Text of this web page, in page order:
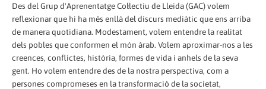
Des del Grup d'Aprenentatge Col·lectiu de Lleida (GAC) volem
reflexionar que hi ha més enllà del discurs mediàtic que ens arriba
de manera quotidiana. Modestament, volem entendre la realitat
dels pobles que conformen el món àrab. Volem aproximar-nos a les
creences, conflictes, història, formes de vida i anhels de la seva
gent. Ho volem entendre des de la nostra perspectiva, com a
persones compromeses en la transformació de la societat,